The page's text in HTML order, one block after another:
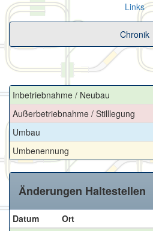
Links
Chronik
Inbetriebnahme / Neubau
Außerbetriebnahme / Stilllegung
Umbau
Umbenennung
Änderungen Haltestellen
Datum Ort